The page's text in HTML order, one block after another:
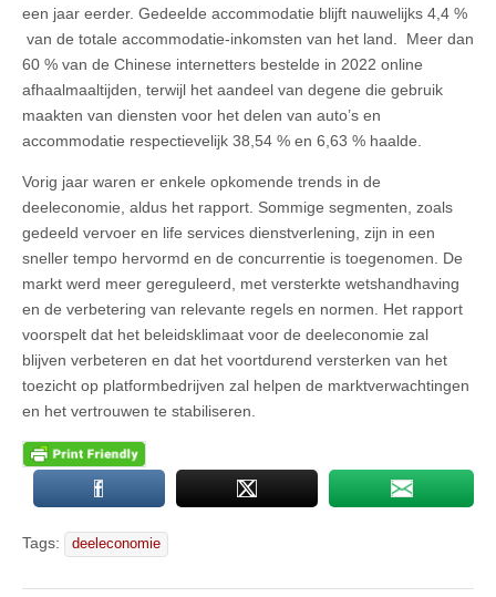
een jaar eerder. Gedeelde accommodatie blijft nauwelijks 4,4 %
van de totale accommodatie-inkomsten van het land. Meer dan
60 % van de Chinese internetters bestelde in 2022 online
afhaalmaaltijden, terwijl het aandeel van degene die gebruik
maakten van diensten voor het delen van auto’s en
accommodatie respectievelijk 38,54 % en 6,63 % haalde.
Vorig jaar waren er enkele opkomende trends in de
deeleconomie, aldus het rapport. Sommige segmenten, zoals
gedeeld vervoer en life services dienstverlening, zijn in een
sneller tempo hervormd en de concurrentie is toegenomen. De
markt werd meer gereguleerd, met versterkte wetshandhaving
en de verbetering van relevante regels en normen. Het rapport
voorspelt dat het beleidsklimaat voor de deeleconomie zal
blijven verbeteren en dat het voortdurend versterken van het
toezicht op platformbedrijven zal helpen de marktverwachtingen
en het vertrouwen te stabiliseren.
Tags: deeleconomie